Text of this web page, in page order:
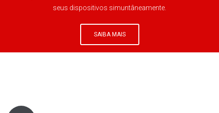
seus dispositivos simuntâneamente.
SAIBA MAIS